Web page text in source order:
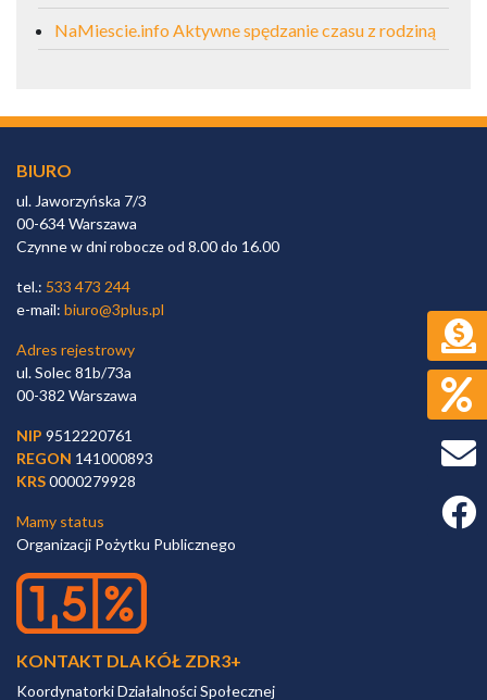
NaMiescie.info Aktywne spędzanie czasu z rodziną
BIURO
ul. Jaworzyńska 7/3
00-634 Warszawa
Czynne w dni robocze od 8.00 do 16.00
tel.: 533 473 244
e-mail: biuro@3plus.pl
Adres rejestrowy
ul. Solec 81b/73a
00-382 Warszawa
NIP 9512220761
REGON 141000893
KRS0000279928
Mamy status
Organizacji Pożytku Publicznego
KONTAKT DLA KÓŁ ZDR3+
Koordynatorki Działalności Społecznej